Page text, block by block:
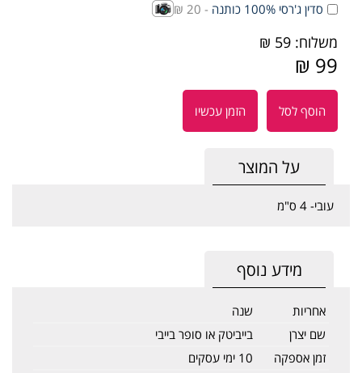
סדין ג'רסי 100% כותנה - 20 ₪
משלוח: 59 ₪
99 ₪
הוסף לסל הזמן עכשיו
על המוצר
עובי- 4 ס"מ
מידע נוסף
אחריות
שנה
שם יצרן
בייביטק או סופר בייבי
זמן אספקה
10 ימי עסקים